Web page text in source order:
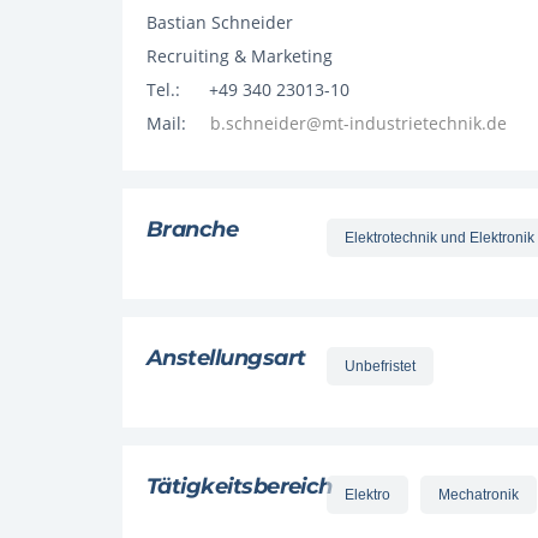
Bastian Schneider
Recruiting & Marketing
Tel.: +49 340 23013-10
Mail: b.schneider@mt-industrietechnik.de
Branche Elektrotechnik und Elektronik
Anstellungsart Unbefristet
Tätigkeitsbereich Elektro Mechatronik